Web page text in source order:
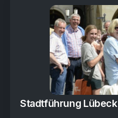
Stadtführung Lübeck